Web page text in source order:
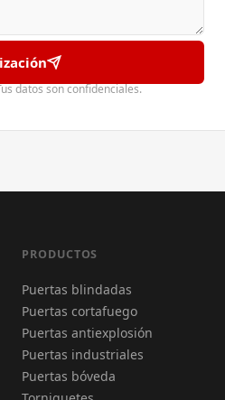
datos son confidenciales.
PRODUCTOS
Puertas blindadas
Puertas cortafuego
Puertas antiexplosión
Puertas industriales
Puertas bóveda